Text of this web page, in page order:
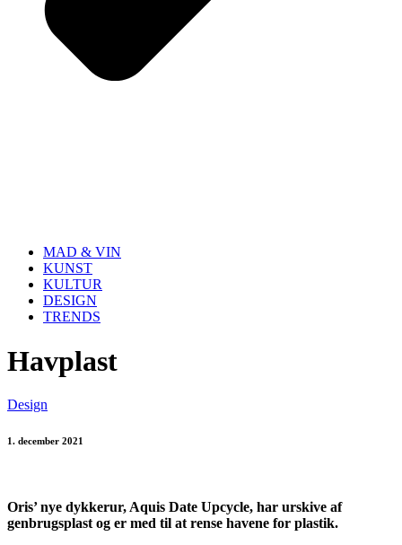
MAD & VIN
KUNST
KULTUR
DESIGN
TRENDS
Havplast
Design
1. december 2021
Oris’ nye dykkerur, Aquis Date Upcycle, har urskive af
genbrugsplast og er med til at rense havene for plastik.